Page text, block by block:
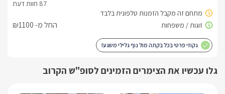
החל מ- ₪1100
גקוזי פרטי בכל בקתה מול נוף גלילי משגע!
גלו עכשיו את הצימרים הזמינים לסופ"ש הקרוב